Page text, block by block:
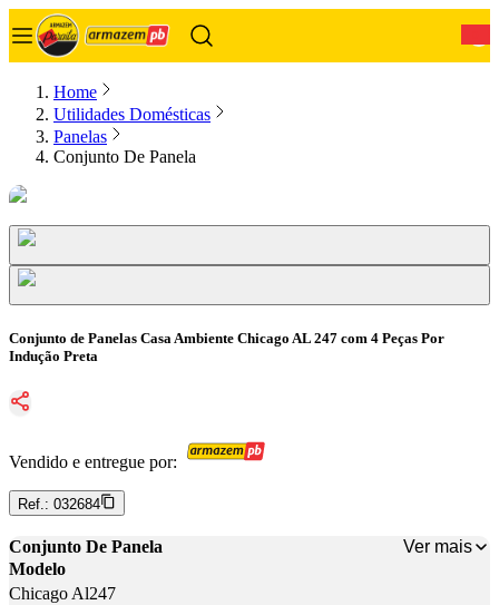
Home
Utilidades Domésticas
Panelas
Conjunto De Panela
Conjunto de Panelas Casa Ambiente Chicago AL 247 com 4 Peças Por
Indução Preta
Vendido e entregue por:
Ref.: 032684
Conjunto De Panela
Ver mais
Modelo
Chicago Al247